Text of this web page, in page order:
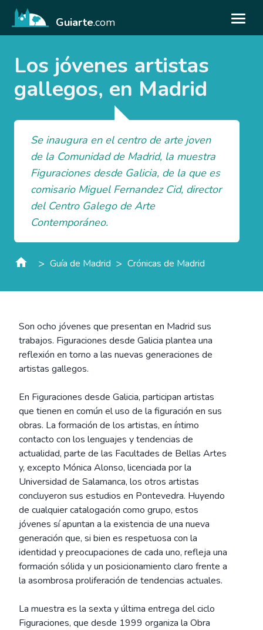
Guiarte.com
Los jóvenes artistas
gallegos, en Madrid
Se inaugura en el centro de arte joven
de la Comunidad de Madrid, la muestra
Figuraciones desde Galicia, de la que es
comisario Miguel Fernandez Cid, director
del Centro Galego de Arte
Contemporáneo.
> Guía de Madrid > Crónicas de Madrid
Son ocho jóvenes que presentan en Madrid sus
trabajos. Figuraciones desde Galicia plantea una
reflexión en torno a las nuevas generaciones de
artistas gallegos.
En Figuraciones desde Galicia, participan artistas
que tienen en común el uso de la figuración en sus
obras. La formación de los artistas, en íntimo
contacto con los lenguajes y tendencias de
actualidad, parte de las Facultades de Bellas Artes
y, excepto Mónica Alonso, licenciada por la
Universidad de Salamanca, los otros artistas
concluyeron sus estudios en Pontevedra. Huyendo
de cualquier catalogación como grupo, estos
jóvenes sí apuntan a la existencia de una nueva
generación que, si bien es respetuosa con la
identidad y preocupaciones de cada uno, refleja una
formación sólida y un posicionamiento claro frente a
la asombrosa proliferación de tendencias actuales.
La muestra es la sexta y última entrega del ciclo
Figuraciones, que desde 1999 organiza la Obra